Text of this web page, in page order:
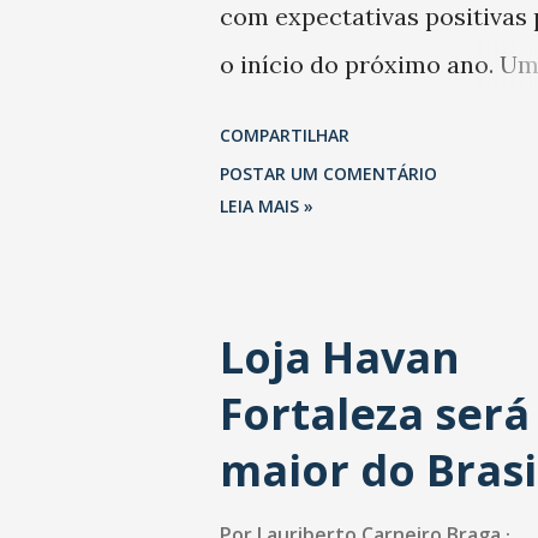
com expectativas positivas
o início do próximo ano. Um
que 69% dos
esperam faturar mais no 1º
período de 2025. Em relação
último trimestre deste ano,
também projetam
COMPARTILHAR
POSTAR UM COMENTÁRIO
LEIA MAIS »
Loja Havan
Fortaleza será
maior do